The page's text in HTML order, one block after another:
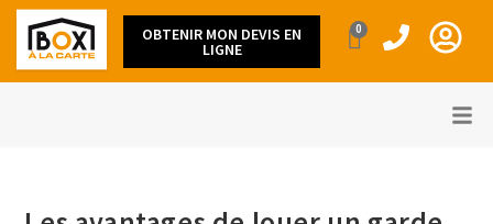
OBTENIR MON DEVIS EN
LIGNE
0